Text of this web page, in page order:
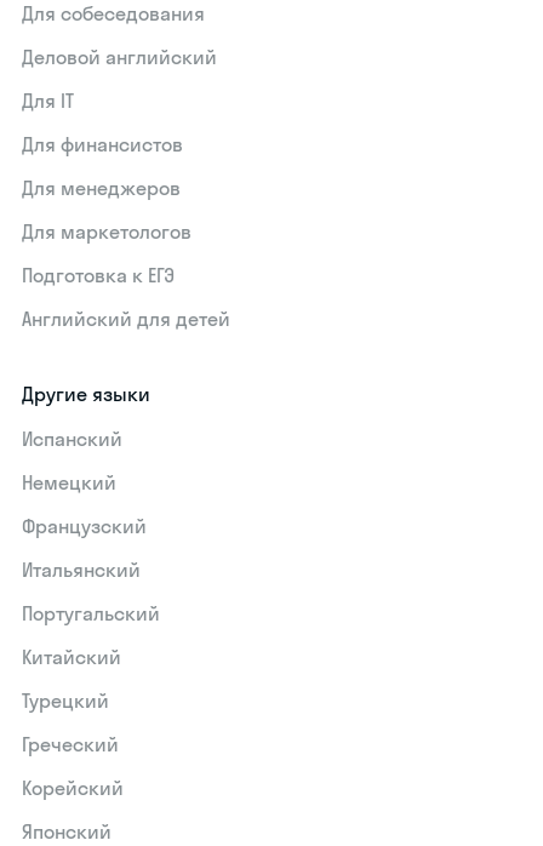
Для собеседования
Деловой английский
Для IT
Для финансистов
Для менеджеров
Для маркетологов
Подготовка к ЕГЭ
Английский для детей
Другие языки
Испанский
Немецкий
Французский
Итальянский
Португальский
Китайский
Турецкий
Греческий
Корейский
Японский